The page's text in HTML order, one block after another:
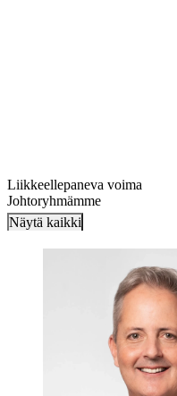
Liikkeellepaneva voima
Johtoryhmämme
Näytä kaikki